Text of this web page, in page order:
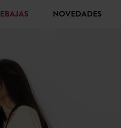
REBAJAS NOVEDADES